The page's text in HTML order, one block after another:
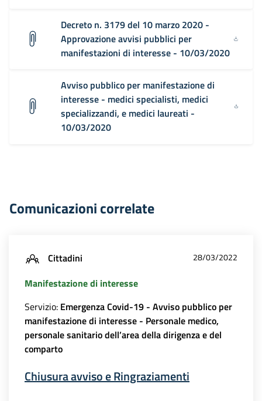
Decreto n. 3179 del 10 marzo 2020 -
Approvazione avvisi pubblici per
manifestazioni di interesse - 10/03/2020
Avviso pubblico per manifestazione di
interesse - medici specialisti, medici
specializzandi, e medici laureati -
10/03/2020
Comunicazioni correlate
Cittadini 28/03/2022
Manifestazione di interesse
Servizio: Emergenza Covid-19 - Avviso pubblico per
manifestazione di interesse - Personale medico,
personale sanitario dell’area della dirigenza e del
comparto
Chiusura avviso e Ringraziamenti